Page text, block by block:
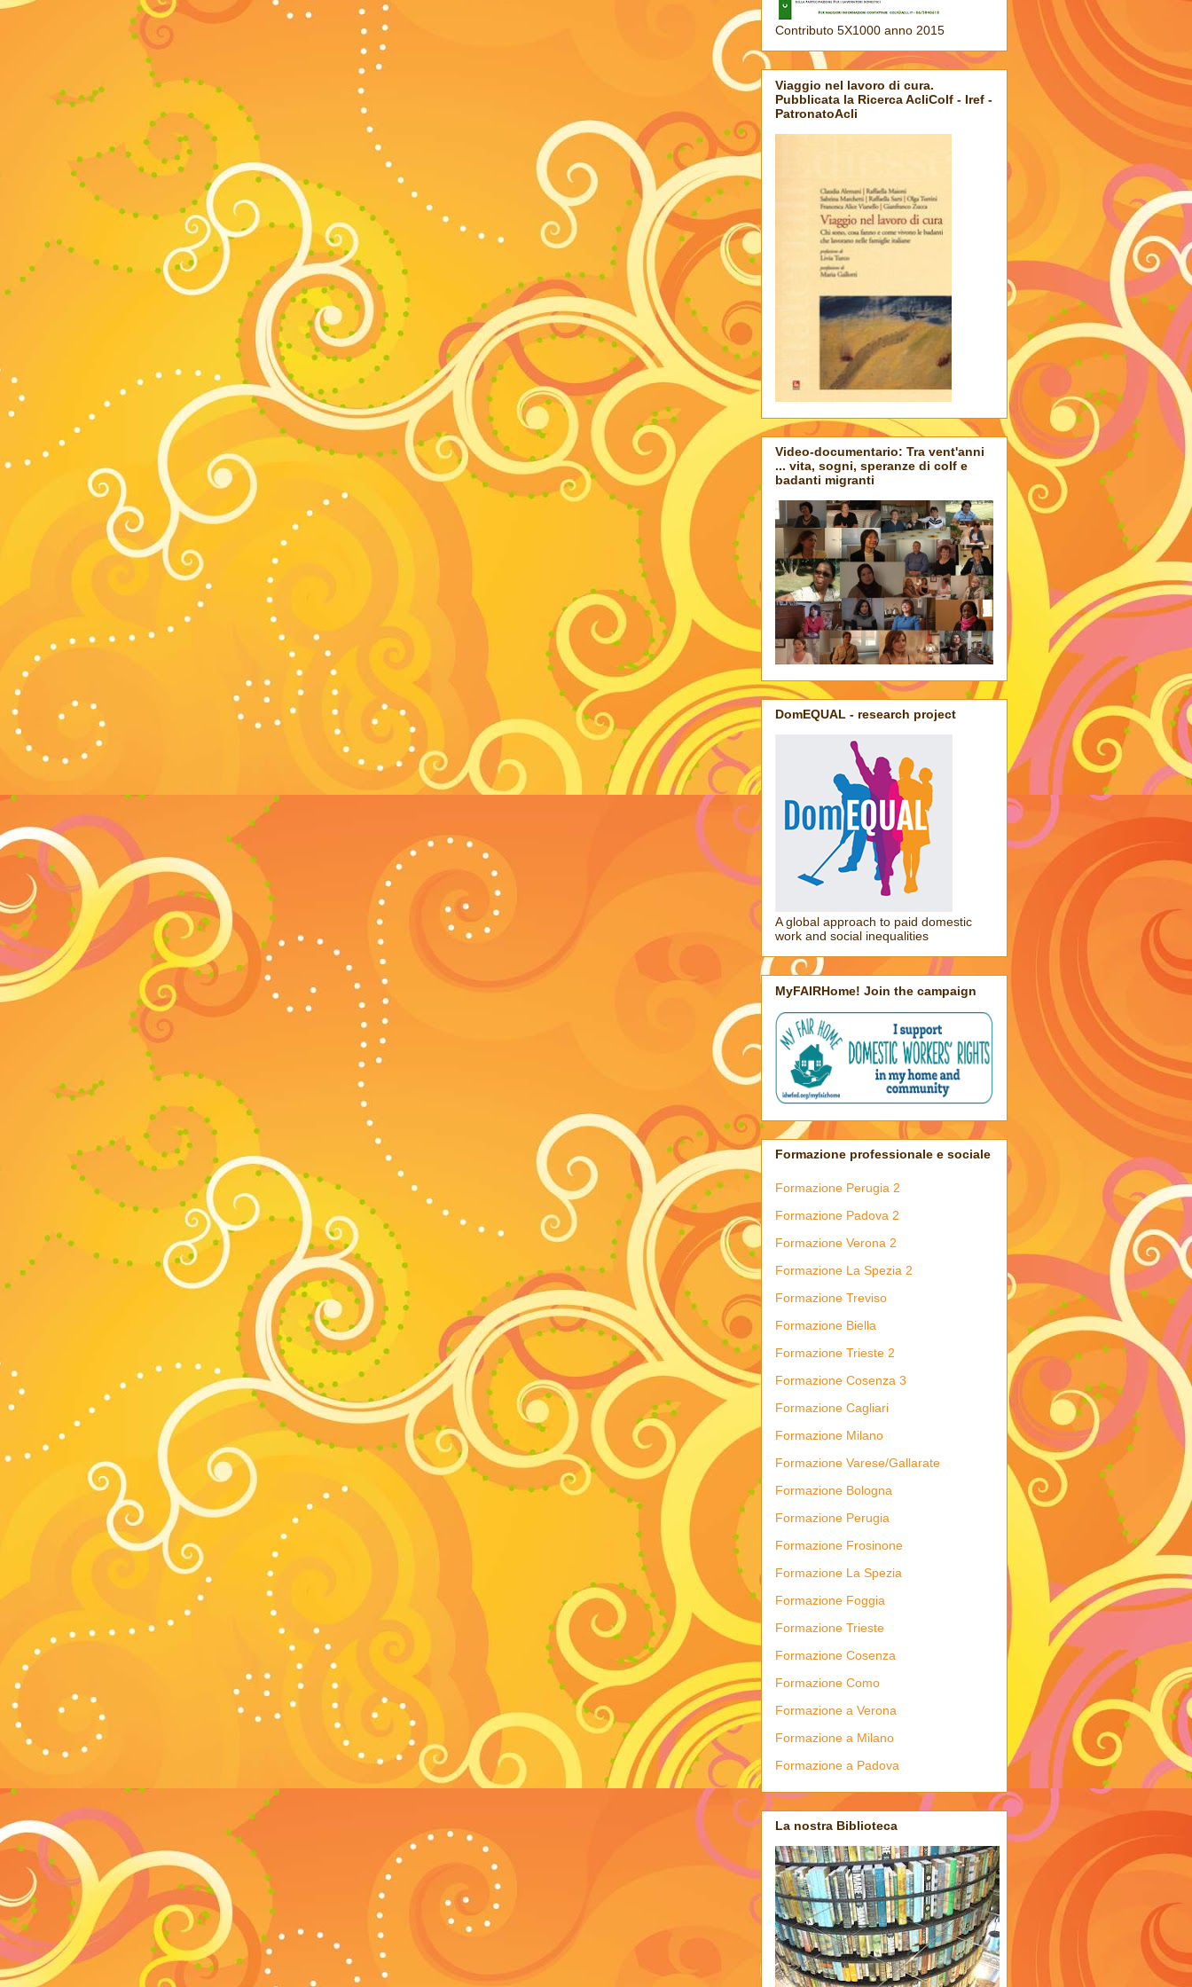
Contributo 5X1000 anno 2015
Viaggio nel lavoro di cura.
Pubblicata la Ricerca AcliColf - Iref -
PatronatoAcli
Video-documentario: Tra vent'anni
... vita, sogni, speranze di colf e
badanti migranti
DomEQUAL - research project
A global approach to paid domestic
work and social inequalities
MyFAIRHome! Join the campaign
Formazione professionale e sociale
Formazione Perugia 2
Formazione Padova 2
Formazione Verona 2
Formazione La Spezia 2
Formazione Treviso
Formazione Biella
Formazione Trieste 2
Formazione Cosenza 3
Formazione Cagliari
Formazione Milano
Formazione Varese/Gallarate
Formazione Bologna
Formazione Perugia
Formazione Frosinone
Formazione La Spezia
Formazione Foggia
Formazione Trieste
Formazione Cosenza
Formazione Como
Formazione a Verona
Formazione a Milano
Formazione a Padova
La nostra Biblioteca